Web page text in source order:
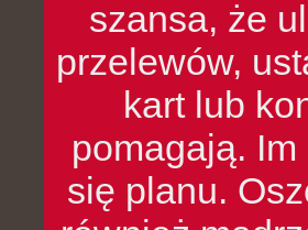
szansa, że
przelewów,
kart lub
pomagają.
się planu.